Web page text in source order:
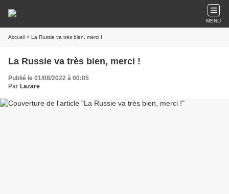
MENU
Accueil » La Russie va très bien, merci !
La Russie va très bien, merci !
Publié le 01/08/2022 à 00:05
Par Lazare